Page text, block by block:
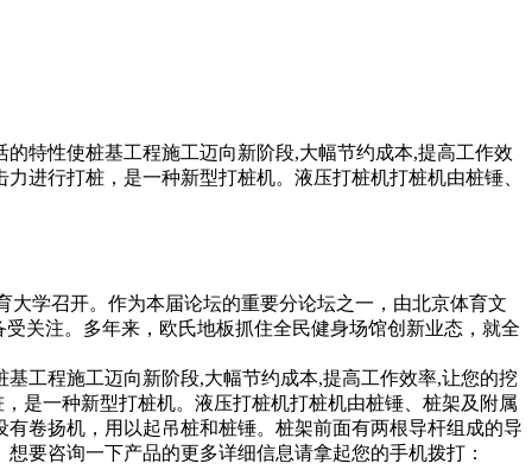
特性使桩基工程施工迈向新阶段,大幅节约成本,提高工作效
进行打桩，是一种新型打桩机。液压打桩机打桩机由桩锤、
大学召开。作为本届论坛的重要分论坛之一，由北京体育文
关注。多年来，欧氏地板抓住全民健身场馆创新业态，就全
工程施工迈向新阶段,大幅节约成本,提高工作效率,让您的挖
是一种新型打桩机。液压打桩机打桩机由桩锤、桩架及附属
卷扬机，用以起吊桩和桩锤。桩架前面有两根导杆组成的导
要咨询一下产品的更多详细信息请拿起您的手机拨打：